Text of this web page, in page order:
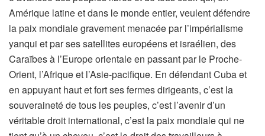
Amérique latine et dans le monde entier, veulent défendre
la paix mondiale gravement menacée par l’impérialisme
yanqui et par ses satellites européens et israélien, des
Caraïbes à l’Europe orientale en passant par le Proche-
Orient, l’Afrique et l’Asie-pacifique. En défendant Cuba et
en appuyant haut et fort ses fermes dirigeants, c’est la
souveraineté de tous les peuples, c’est l’avenir d’un
véritable droit international, c’est la paix mondiale qui ne